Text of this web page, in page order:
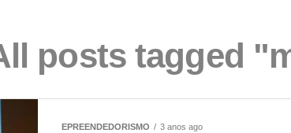
posts tagged
EPREENDEDORISMO 3 anos ago